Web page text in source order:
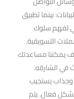
بينما تطبيق
لفهم سلوك
التسويقية.
يمكننا مساعدتك
في الشارقه.
وجذاب يستجيب
فعال. يتم